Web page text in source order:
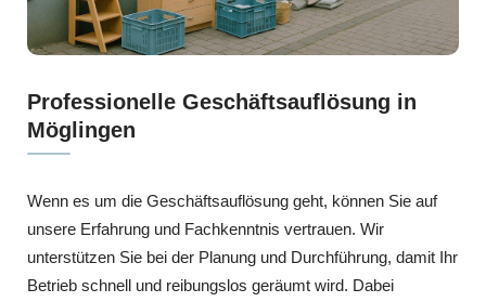
Professionelle Geschäftsauflösung in
Möglingen
Wenn es um die Geschäftsauflösung geht, können Sie auf
unsere Erfahrung und Fachkenntnis vertrauen. Wir
unterstützen Sie bei der Planung und Durchführung, damit Ihr
Betrieb schnell und reibungslos geräumt wird. Dabei